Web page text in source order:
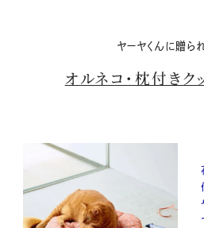
ヤーヤくんに贈ら
オルネコ・枕付きク